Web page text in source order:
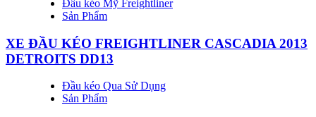
Đầu kéo Mỹ Freightliner
Sản Phẩm
XE ĐẦU KÉO FREIGHTLINER CASCADIA 2013
DETROITS DD13
Đầu kéo Qua Sử Dụng
Sản Phẩm